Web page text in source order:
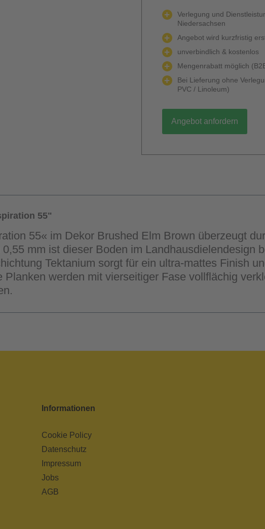
Verlegung und
Niedersachsen
Angebot wird kurzfristig
unverbindlich & kostenlos
Mengenrabatt möglich
Bei Lieferung ohne
PVC / Linoleum)
Angebot anfordern
55"
55« im Dekor Brushed Elm Brown überzeugt
mm ist dieser Boden im Landhausdielendesign
Tektanium sorgt für ein ultra-mattes Finish
werden mit vierseitiger Fase vollflächig
Informationen
Cookie Policy
Datenschutz
Impressum
Jobs
AGB